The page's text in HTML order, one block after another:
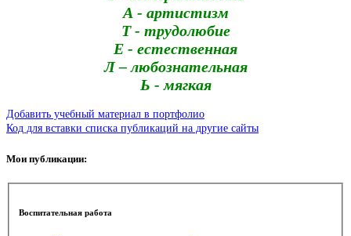
А - артистизм
Т - трудолюбие
Е - естественная
Л – любознательная
Ь - мягкая
Добавить учебный материал в портфолио
Код для вставки списка публикаций на другие сайты
Мои публикации:
Воспитательная работа